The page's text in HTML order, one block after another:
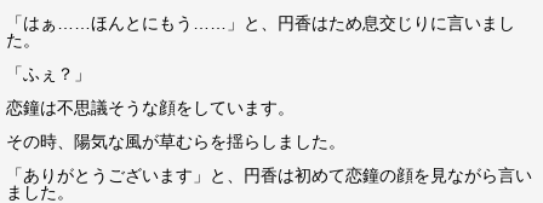
「はぁ……ほんとにもう……」と、円香はため息交じりに言いまし
た。
「ふぇ？」
恋鐘は不思議そうな顔をしています。
その時、陽気な風が草むらを揺らしました。
「ありがとうございます」と、円香は初めて恋鐘の顔を見ながら言い
ました。